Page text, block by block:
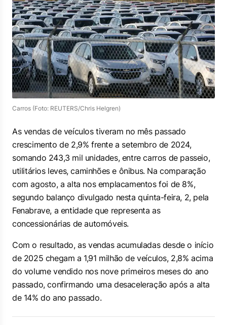
Carros (Foto: REUTERS/Chris Helgren)
As vendas de veículos tiveram no mês passado
crescimento de 2,9% frente a setembro de 2024,
somando 243,3 mil unidades, entre carros de passeio,
utilitários leves, caminhões e ônibus. Na comparação
com agosto, a alta nos emplacamentos foi de 8%,
segundo balanço divulgado nesta quinta-feira, 2, pela
Fenabrave, a entidade que representa as
concessionárias de automóveis.
Com o resultado, as vendas acumuladas desde o início
de 2025 chegam a 1,91 milhão de veículos, 2,8% acima
do volume vendido nos nove primeiros meses do ano
passado, confirmando uma desaceleração após a alta
de 14% do ano passado.